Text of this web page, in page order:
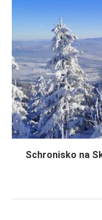
Schronisko na